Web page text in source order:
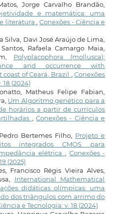
Jorge Carvalho Brandão,
e matemática: uma
literatura ,Conexões - Ciência e
Davi José Araújo de Lima,
Rafaela Camargo Maia,
Polyplacophora (mollusca):
and occurrence with
of Ceará, Brazil ,Conexões
(2024)
Matheus Felipe Fabian,
Um Algoritmo genético para a
horários a partir de currículos
,Conexões - Ciência e
Bertemes Filho, Projeto e
integrados CMOS para
elétrica , Conexões -
(2025)
Francisco Régis Vieira Alves,
International Mathematical
didáticas olímpicas: uma
dos triângulos com arrimo do
e Tecnologia: v. 18 (2024)